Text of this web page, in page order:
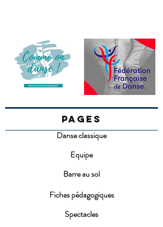
PAGES
Danse classique
Equipe
Barre au sol
Fiches pédagogiques
Spectacles